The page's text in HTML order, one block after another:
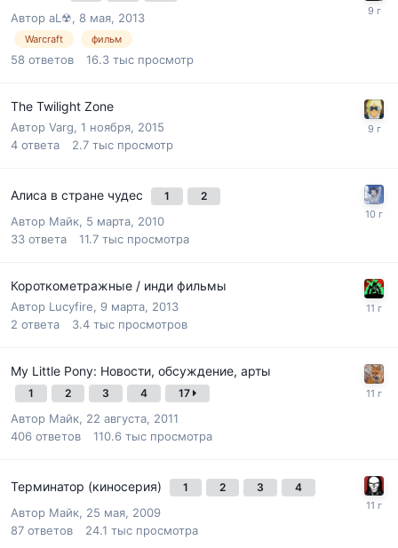
Автор aL☢, 8 мая, 2013
Warcraft фильм
58 ответов 16.3 тыс просмотр
The Twilight Zone
Автор Varg, 1 ноября, 2015
4 ответа 2.7 тыс просмотр
Алиса в стране чудес 1 2
Автор Майк, 5 марта, 2010
33 ответа 11.7 тыс просмотра
Короткометражные / инди фильмы
Автор Lucyfire, 9 марта, 2013
2 ответа 3.4 тыс просмотров
My Little Pony: Новости, обсуждение, арты
1 2 3 4 17
Автор Майк, 22 августа, 2011
406 ответов 110.6 тыс просмотра
Терминатор (киносерия) 1 2 3 4
Автор Майк, 25 мая, 2009
87 ответов 24.1 тыс просмотра